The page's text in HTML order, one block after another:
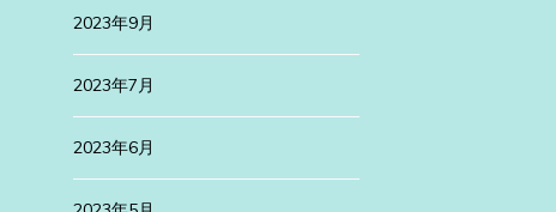
横浜訪問
今月は、新旧が融合した美しい町、横浜を仕事の […]
続きを読む
2023年9月
2023年7月
2023年6月